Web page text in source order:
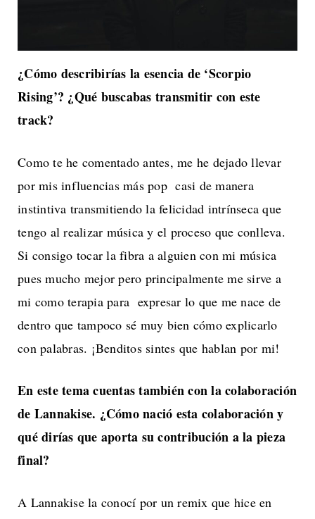
¿Cómo describirías la esencia de ‘Scorpio
Rising’? ¿Qué buscabas transmitir con este
track?
Como te he comentado antes, me he dejado llevar
por mis influencias más pop casi de manera
instintiva transmitiendo la felicidad intrínseca que
tengo al realizar música y el proceso que conlleva.
Si consigo tocar la fibra a alguien con mi música
pues mucho mejor pero principalmente me sirve a
mi como terapia para expresar lo que me nace de
dentro que tampoco sé muy bien cómo explicarlo
con palabras. ¡Benditos sintes que hablan por mi!
En este tema cuentas también con la colaboración
de Lannakise. ¿Cómo nació esta colaboración y
qué dirías que aporta su contribución a la pieza
final?
A Lannakise la conocí por un remix que hice en